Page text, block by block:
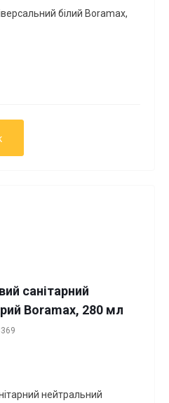
білий Boramax,
санітарний
Boramax, 280 мл
нейтральний